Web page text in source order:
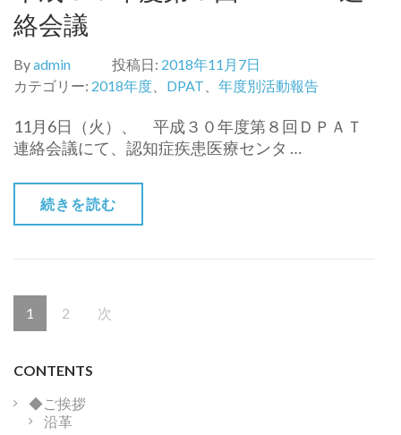
絡会議
Byadmin 投稿日: 2018年11月7日
カテゴリー: 2018年度 DPAT 年度別活動報告
11月6日（火）、 平成３０年度第８回ＤＰＡＴ
連絡会議にて、認知症疾患医療センタ …
続きを読む
投
稿
ビ
ゲ
ー
固
ー
1 固
ー
2 次
CONTENTS
◆ご挨拶
沿革